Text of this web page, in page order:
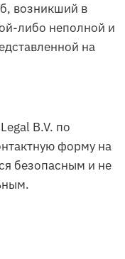
возникший в
либо неполной и
на
B.V. по
форму на
безопасным и не